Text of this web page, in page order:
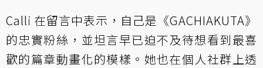
Calli 在留言中表示，自己是《GACHIAKUTA》
的忠實粉絲，並坦言早已迫不及待想看到最喜
歡的篇章動畫化的模樣。她也在個人社群上透